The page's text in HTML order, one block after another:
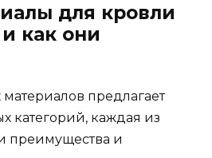
для кровли
как они
предлагает
категорий, каждая из
преимущества и